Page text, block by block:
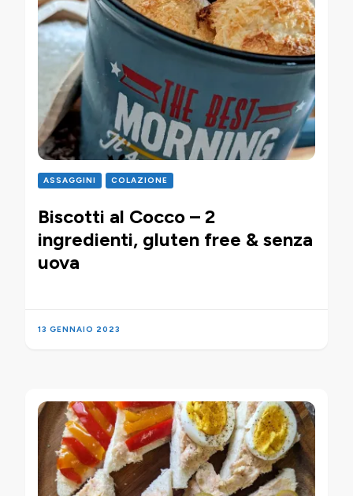
ASSAGGINI COLAZIONE
Biscotti al Cocco – 2
ingredienti, gluten free & senza
uova
13 GENNAIO 2023